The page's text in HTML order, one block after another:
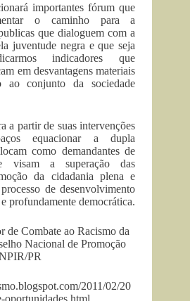
importantes fórum que
o caminho para a
que dialoguem com a
juventude negra e que seja
indicadores que
em desvantagens materiais
ao conjunto da sociedade
a partir de suas intervenções
equacionar a dupla
como demandantes de
visam a superação das
da cidadania plena e
de desenvolvimento
profundamente democrática.
de Combate ao Racismo da
Nacional de Promoção
PR
2011/02/20
oportunidades.html